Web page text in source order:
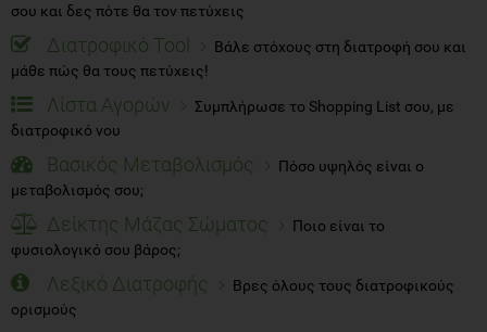
σου και δες πότε θα τον πετύχεις
Διατροφικό Tool
Βάλε στόχους στη διατροφή σου και
μάθε πώς θα τους πετύχεις!
Λίστα Αγορών
Συμπλήρωσε το Shopping List σου, με
διατροφικό νου
Βασικός Μεταβολισμός
Πόσο υψηλός είναι ο
μεταβολισμός σου;
Δείκτης Μάζας Σώματος
Ποιο είναι το
φυσιολογικό σου βάρος;
Λεξικό Διατροφής
Βρες όλους τους διατροφικούς
ορισμούς